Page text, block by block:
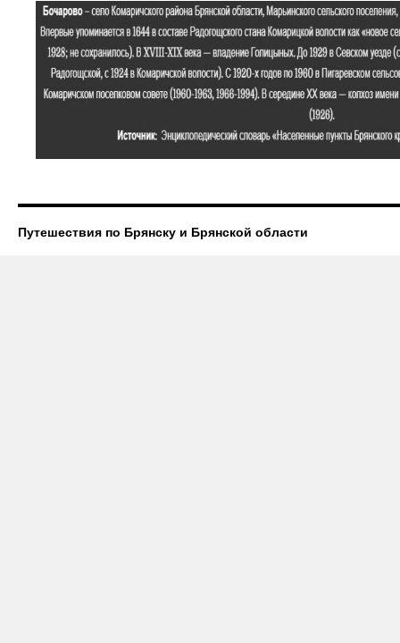
Путешествия по Брянску и Брянской области